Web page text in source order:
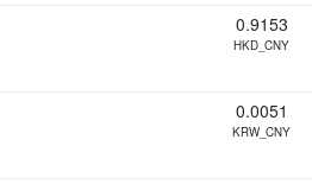
0.9153
HKD_CNY
0.0051
KRW_CNY